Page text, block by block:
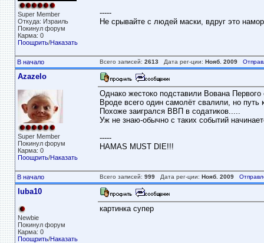
Super Member
Откуда: Израиль
Покинул форум
Карма: 0
Поощрить/Наказать
-----
Не срывайте с людей маски, вдруг это
В начало Всего записей: 2613Дата рег-ции: Нояб. 2009
Azazelo
Super Member
Покинул форум
Карма: 0
Поощрить/Наказать
Однако жестоко подставили Вована Первого
Вроде всего один самолёт свалили, но путь
Похоже заигрался ВВП в содатиков.....
Уж не знаю-обычно с таких событий
-----
HAMAS MUST DIE!!!
В начало Всего записей: 999Дата рег-ции: Нояб. 2009
luba10
Newbie
Покинул форум
Карма: 0
Поощрить/Наказать
картинка супер